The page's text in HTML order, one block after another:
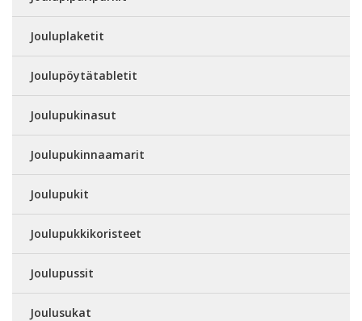
Jouluplaketit
Joulupöytätabletit
Joulupukinasut
Joulupukinnaamarit
Joulupukit
Joulupukkikoristeet
Joulupussit
Joulusukat